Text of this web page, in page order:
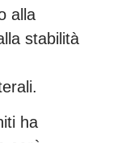
alla
stabilità
ha